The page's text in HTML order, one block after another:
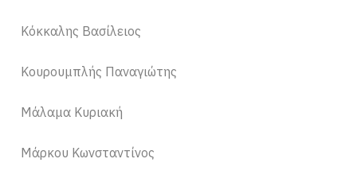
Κόκκαλης Βασίλειος
Κουρουμπλής Παναγιώτης
Μάλαμα Κυριακή
Μάρκου Κωνσταντίνος